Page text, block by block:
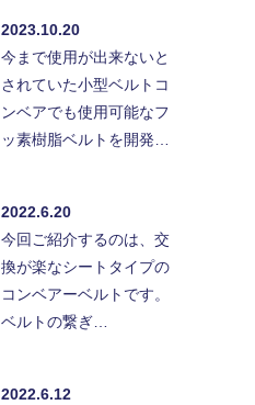
2023.10.20
今まで使用が出来ないと
されていた小型ベルトコ
ンベアでも使用可能なフ
ッ素樹脂ベルトを開発…
2022.6.20
今回ご紹介するのは、交
換が楽なシートタイプの
コンベアーベルトです。
ベルトの繋ぎ…
2022.6.12